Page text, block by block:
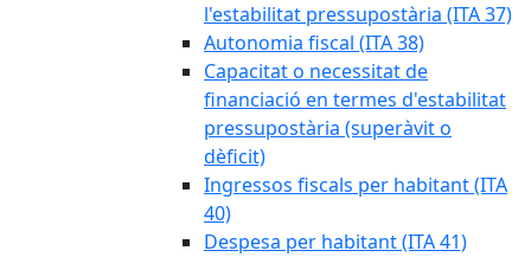
l'estabilitat pressupostària (ITA 37)
Autonomia fiscal (ITA 38)
Capacitat o necessitat de
financiació en termes d'estabilitat
pressupostària (superàvit o
dèficit)
Ingressos fiscals per habitant (ITA
40)
Despesa per habitant (ITA 41)